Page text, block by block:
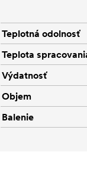
Teplotná odolnosť
Teplota
Výdatnosť
Objem
Balenie